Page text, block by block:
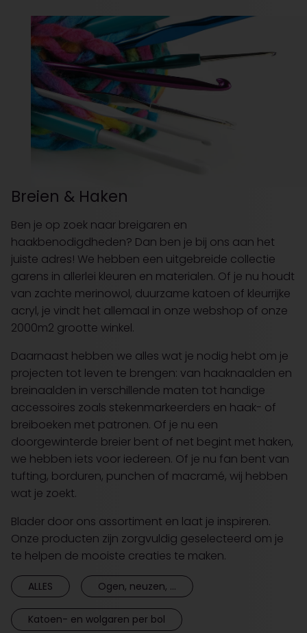
Breien & Haken
Ben je op zoek naar breigaren en
haakbenodigdheden? Dan ben je bij ons aan het
juiste adres! We hebben een uitgebreide collectie
garens in allerlei kleuren en materialen. Of je nu houdt
van zachte merinowol, duurzame katoen of kleurrijke
acryl, je vindt het allemaal in onze webshop of onze
2000m2 grootte winkel.
Daarnaast hebben we alles wat je nodig hebt om je
projecten tot leven te brengen: van haaknaalden en
breinaalden in verschillende maten tot handige
accessoires zoals stekenmarkeerders en haak- of
breiboeken met patronen. Of je nu een
doorgewinterde breier bent of net begint met haken,
we hebben iets voor iedereen. Of je nu fan bent van
tufting, borduren, punchen of macramé, wij hebben
wat je zoekt.
Blader door ons assortiment en laat je inspireren.
Onze producten zijn zorgvuldig geselecteerd om je
te helpen de mooiste creaties te maken.
ALLES Ogen, neuzen, ...
Katoen- en wolgaren per bol